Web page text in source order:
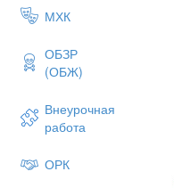
МХК
ОБЗР
(ОБЖ)
Внеурочная
работа
ОРК